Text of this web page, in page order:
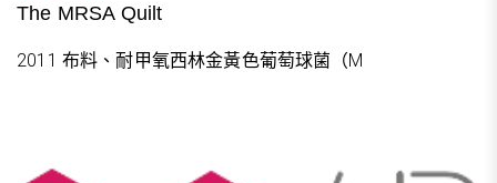
The MRSA Quilt
2011 布料、耐甲氧西林金黃色葡萄球菌（M